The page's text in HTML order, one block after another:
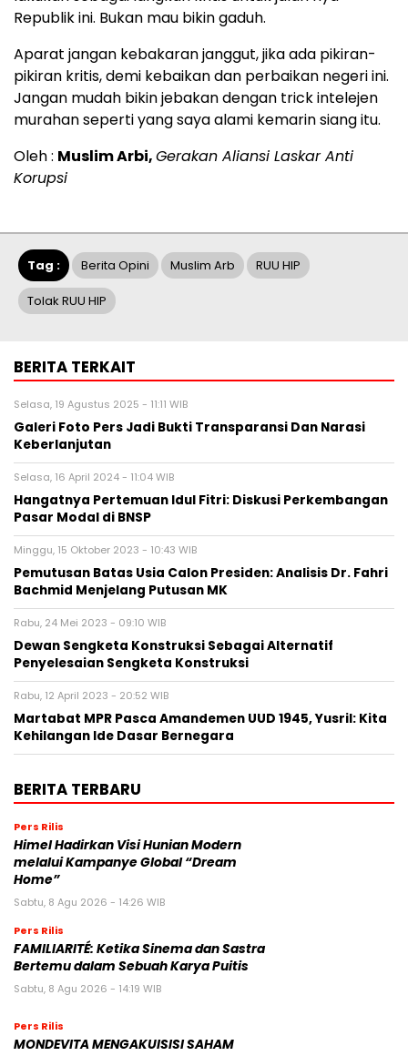
Republik ini. Bukan mau bikin gaduh.
Aparat jangan kebakaran janggut, jika ada pikiran-
pikiran kritis, demi kebaikan dan perbaikan negeri ini.
Jangan mudah bikin jebakan dengan trick intelejen
murahan seperti yang saya alami kemarin siang itu.
Oleh : Muslim Arbi,Gerakan Aliansi Laskar Anti
Korupsi
Tag : Berita Opini Muslim Arb RUU HIP
Tolak RUU HIP
BERITA TERKAIT
Selasa, 19 Agustus 2025 - 11:11 WIB
Galeri Foto Pers Jadi Bukti Transparansi Dan Narasi
Keberlanjutan
Selasa, 16 April 2024 - 11:04 WIB
Hangatnya Pertemuan Idul Fitri: Diskusi Perkembangan
Pasar Modal di BNSP
Minggu, 15 Oktober 2023 - 10:43 WIB
Pemutusan Batas Usia Calon Presiden: Analisis Dr. Fahri
Bachmid Menjelang Putusan MK
Rabu, 24 Mei 2023 - 09:10 WIB
Dewan Sengketa Konstruksi Sebagai Alternatif
Penyelesaian Sengketa Konstruksi
Rabu, 12 April 2023 - 20:52 WIB
Martabat MPR Pasca Amandemen UUD 1945, Yusril: Kita
Kehilangan Ide Dasar Bernegara
BERITA TERBARU
Pers Rilis
Himel Hadirkan Visi Hunian Modern
melalui Kampanye Global “Dream
Home”
Sabtu, 8 Agu 2026 - 14:26 WIB
Pers Rilis
FAMILIARITÉ: Ketika Sinema dan Sastra
Bertemu dalam Sebuah Karya Puitis
Sabtu, 8 Agu 2026 - 14:19 WIB
Pers Rilis
MONDEVITA MENGAKUISISI SAHAM